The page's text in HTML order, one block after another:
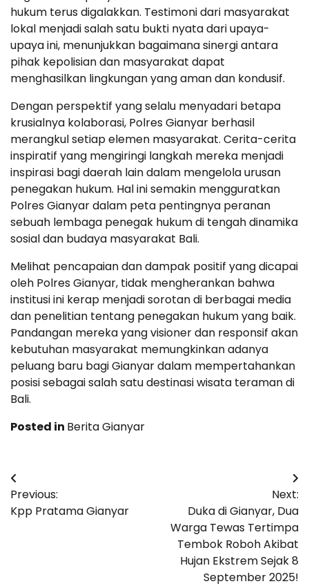
hukum terus digalakkan. Testimoni dari masyarakat
lokal menjadi salah satu bukti nyata dari upaya-
upaya ini, menunjukkan bagaimana sinergi antara
pihak kepolisian dan masyarakat dapat
menghasilkan lingkungan yang aman dan kondusif.
Dengan perspektif yang selalu menyadari betapa
krusialnya kolaborasi, Polres Gianyar berhasil
merangkul setiap elemen masyarakat. Cerita-cerita
inspiratif yang mengiringi langkah mereka menjadi
inspirasi bagi daerah lain dalam mengelola urusan
penegakan hukum. Hal ini semakin mengguratkan
Polres Gianyar dalam peta pentingnya peranan
sebuah lembaga penegak hukum di tengah dinamika
sosial dan budaya masyarakat Bali.
Melihat pencapaian dan dampak positif yang dicapai
oleh Polres Gianyar, tidak mengherankan bahwa
institusi ini kerap menjadi sorotan di berbagai media
dan penelitian tentang penegakan hukum yang baik.
Pandangan mereka yang visioner dan responsif akan
kebutuhan masyarakat memungkinkan adanya
peluang baru bagi Gianyar dalam mempertahankan
posisi sebagai salah satu destinasi wisata teraman di
Bali.
Posted in Berita Gianyar
Post
navigation
Previous:
Kpp Pratama Gianyar
Next:
Duka di Gianyar, Dua
Warga Tewas Tertimpa
Tembok Roboh Akibat
Hujan Ekstrem Sejak 8
September 2025!